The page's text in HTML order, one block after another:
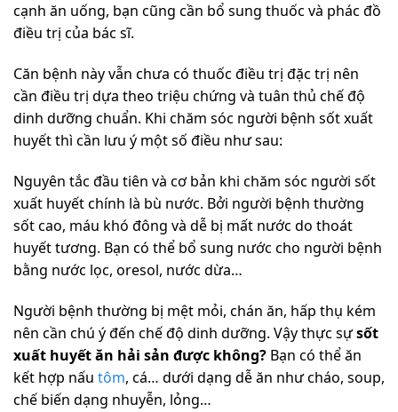
cạnh ăn uống, bạn cũng cần bổ sung thuốc và phác đồ
điều trị của bác sĩ.
Căn bệnh này vẫn chưa có thuốc điều trị đặc trị nên
cần điều trị dựa theo triệu chứng và tuân thủ chế độ
dinh dưỡng chuẩn. Khi chăm sóc người bệnh sốt xuất
huyết thì cần lưu ý một số điều như sau:
Nguyên tắc đầu tiên và cơ bản khi chăm sóc người sốt
xuất huyết chính là bù nước. Bởi người bệnh thường
sốt cao, máu khó đông và dễ bị mất nước do thoát
huyết tương. Bạn có thể bổ sung nước cho người bệnh
bằng nước lọc, oresol, nước dừa…
Người bệnh thường bị mệt mỏi, chán ăn, hấp thụ kém
nên cần chú ý đến chế độ dinh dưỡng. Vậy thực sựsốt
xuất huyết ăn hải sản được không? Bạn có thể ăn
kết hợp nấu tôm, cá… dưới dạng dễ ăn như cháo, soup,
chế biến dạng nhuyễn, lỏng…